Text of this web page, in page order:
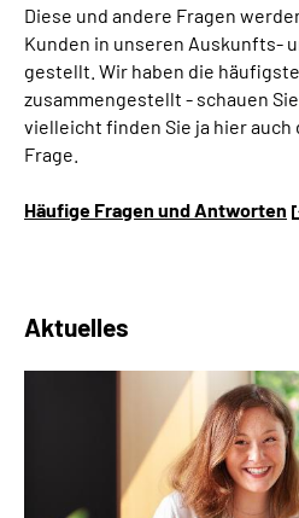
Diese und andere Fragen
Kunden in unseren Auskunfts-
gestellt. Wir haben die
zusammengestellt - schauen
vielleicht finden Sie ja hier
Frage.
Häufige Fragen und Antworten
Aktuelles